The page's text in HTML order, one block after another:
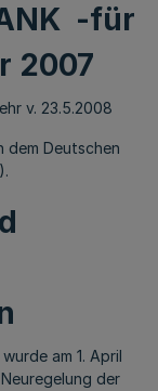
-für
2007
v. 23.5.2008
Deutschen
am 1. April
der